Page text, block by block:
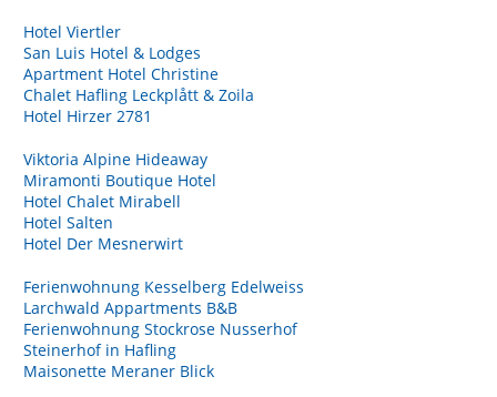
Hotel Viertler
San Luis Hotel & Lodges
Apartment Hotel Christine
Chalet Hafling Leckplått & Zoila
Hotel Hirzer 2781
Viktoria Alpine Hideaway
Miramonti Boutique Hotel
Hotel Chalet Mirabell
Hotel Salten
Hotel Der Mesnerwirt
Ferienwohnung Kesselberg Edelweiss
Larchwald Appartments B&B
Ferienwohnung Stockrose Nusserhof
Steinerhof in Hafling
Maisonette Meraner Blick